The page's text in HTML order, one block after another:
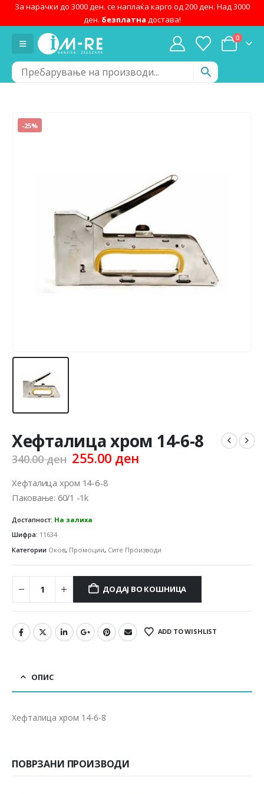
За нарачки до 3000 ден. се наплаќа карго од 200 ден. Над 3000
ден. безплатна достава!
0
-25%
Хефталица хром 14-6-8
340.00ден Original
was:
340.00 ден.
255.00 денCurrent
Хефталица хром 14-6-8
Паковање: 60/1 -1k
Достапност: На залиха
Шифра: 11634
Категории Оков, Промоции, Сите Производи
ДОДАЈ ВО КОШНИЦА
ADD TO WISHLIST
ОПИС
Хефталица хром 14-6-8
ПОВРЗАНИ ПРОИЗВОДИ